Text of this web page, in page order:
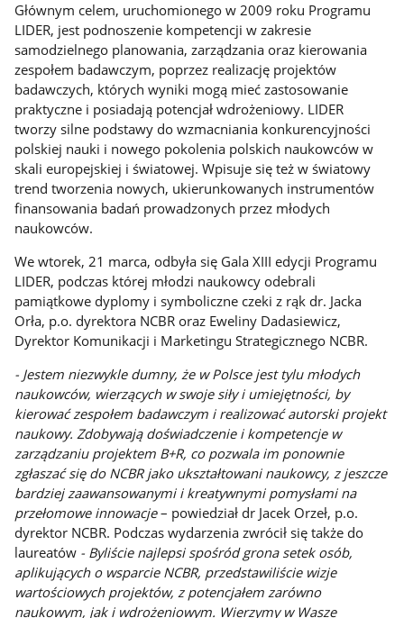
Głównym celem, uruchomionego w 2009 roku Programu
LIDER, jest podnoszenie kompetencji w zakresie
samodzielnego planowania, zarządzania oraz kierowania
zespołem badawczym, poprzez realizację projektów
badawczych, których wyniki mogą mieć zastosowanie
praktyczne i posiadają potencjał wdrożeniowy. LIDER
tworzy silne podstawy do wzmacniania konkurencyjności
polskiej nauki i nowego pokolenia polskich naukowców w
skali europejskiej i światowej. Wpisuje się też w światowy
trend tworzenia nowych, ukierunkowanych instrumentów
finansowania badań prowadzonych przez młodych
naukowców.
We wtorek, 21 marca, odbyła się Gala XIII edycji Programu
LIDER, podczas której młodzi naukowcy odebrali
pamiątkowe dyplomy i symboliczne czeki z rąk dr. Jacka
Orła, p.o. dyrektora NCBR oraz Eweliny Dadasiewicz,
Dyrektor Komunikacji i Marketingu Strategicznego NCBR.
- Jestem niezwykle dumny, że w Polsce jest tylu młodych
naukowców, wierzących w swoje siły i umiejętności, by
kierować zespołem badawczym i realizować autorski projekt
naukowy. Zdobywają doświadczenie i kompetencje w
zarządzaniu projektem B+R, co pozwala im ponownie
zgłaszać się do NCBR jako ukształtowani naukowcy, z jeszcze
bardziej zaawansowanymi i kreatywnymi pomysłami na
przełomowe innowacje– powiedział dr Jacek Orzeł, p.o.
dyrektor NCBR. Podczas wydarzenia zwrócił się także do
laureatów - Byliście najlepsi spośród grona setek osób,
aplikujących o wsparcie NCBR, przedstawiliście wizje
wartościowych projektów, z potencjałem zarówno
naukowym, jak i wdrożeniowym. Wierzymy w Wasze